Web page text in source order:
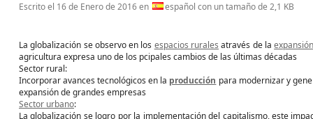
Escrito el 16 de Enero de 2016en español con un tamaño de 2,1 KB
La globalización se observo en los espacios rurales através de la
agricultura expresa uno de los pcipales cambios de las últimas décadas
Sector rural:
Incorporar avances tecnológicos en la producción para modernizar y
expansión de grandes empresas
Sector urbano:
La globalización se logro por la implementación del capitalismo, este